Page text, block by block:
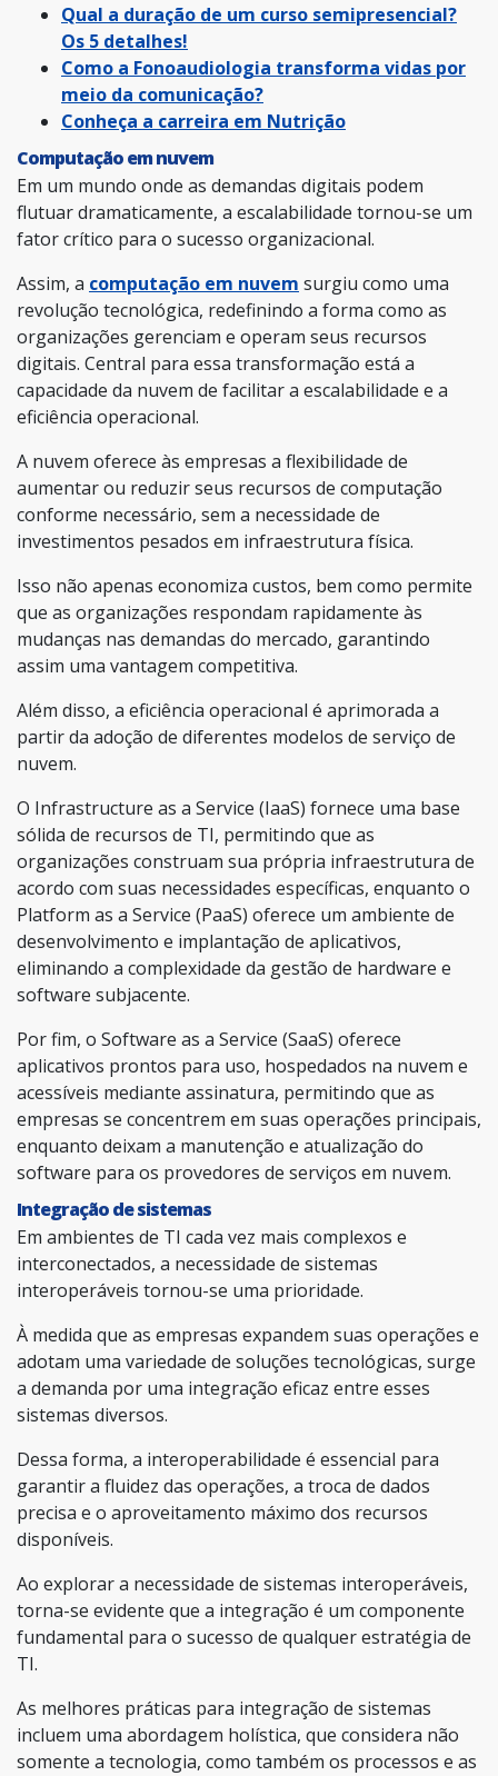
Qual a duração de um curso semipresencial?
Os 5 detalhes!
Como a Fonoaudiologia transforma vidas por
meio da comunicação?
Conheça a carreira em Nutrição
Computação em nuvem
Em um mundo onde as demandas digitais podem
flutuar dramaticamente, a escalabilidade tornou-se um
fator crítico para o sucesso organizacional.
Assim, a computação em nuvem surgiu como uma
revolução tecnológica, redefinindo a forma como as
organizações gerenciam e operam seus recursos
digitais. Central para essa transformação está a
capacidade da nuvem de facilitar a escalabilidade e a
eficiência operacional.
A nuvem oferece às empresas a flexibilidade de
aumentar ou reduzir seus recursos de computação
conforme necessário, sem a necessidade de
investimentos pesados em infraestrutura física.
Isso não apenas economiza custos, bem como permite
que as organizações respondam rapidamente às
mudanças nas demandas do mercado, garantindo
assim uma vantagem competitiva.
Além disso, a eficiência operacional é aprimorada a
partir da adoção de diferentes modelos de serviço de
nuvem.
O Infrastructure as a Service (IaaS) fornece uma base
sólida de recursos de TI, permitindo que as
organizações construam sua própria infraestrutura de
acordo com suas necessidades específicas, enquanto o
Platform as a Service (PaaS) oferece um ambiente de
desenvolvimento e implantação de aplicativos,
eliminando a complexidade da gestão de hardware e
software subjacente.
Por fim, o Software as a Service (SaaS) oferece
aplicativos prontos para uso, hospedados na nuvem e
acessíveis mediante assinatura, permitindo que as
empresas se concentrem em suas operações principais,
enquanto deixam a manutenção e atualização do
software para os provedores de serviços em nuvem.
Integração de sistemas
Em ambientes de TI cada vez mais complexos e
interconectados, a necessidade de sistemas
interoperáveis tornou-se uma prioridade.
À medida que as empresas expandem suas operações e
adotam uma variedade de soluções tecnológicas, surge
a demanda por uma integração eficaz entre esses
sistemas diversos.
Dessa forma, a interoperabilidade é essencial para
garantir a fluidez das operações, a troca de dados
precisa e o aproveitamento máximo dos recursos
disponíveis.
Ao explorar a necessidade de sistemas interoperáveis,
torna-se evidente que a integração é um componente
fundamental para o sucesso de qualquer estratégia de
TI.
As melhores práticas para integração de sistemas
incluem uma abordagem holística, que considera não
somente a tecnologia, como também os processos e as